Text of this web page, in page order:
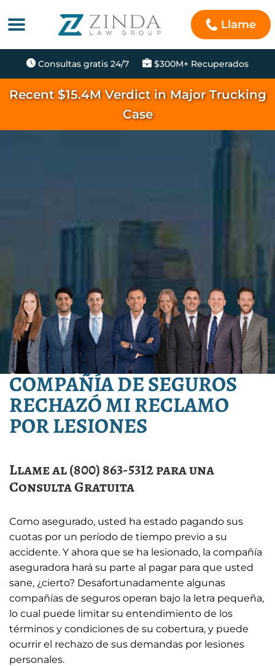
Llame
Consultas gratis 24/7 $300M+ Recuperados
Recent $15.4M Verdict in Major Trucking
Case
COMPAÑÍA DE SEGUROS
RECHAZÓ MI RECLAMO
POR LESIONES
Llame al (800) 863-5312 para una
Consulta Gratuita
Como asegurado, usted ha estado pagando sus
cuotas por un período de tiempo previo a su
accidente. Y ahora que se ha lesionado, la compañía
aseguradora hará su parte al pagar para que usted
sane, ¿cierto? Desafortunadamente algunas
compañías de seguros operan bajo la letra pequeña,
lo cual puede limitar su entendimiento de los
términos y condiciones de su cobertura, y puede
ocurrir el rechazo de sus demandas por lesiones
personales.